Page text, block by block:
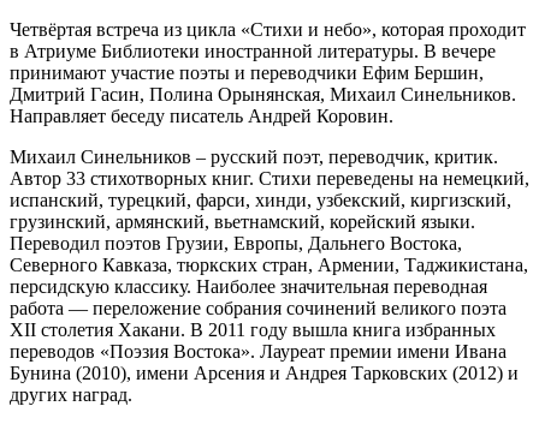
Четвёртая встреча из цикла «Стихи и небо», которая проходит
в Атриуме Библиотеки иностранной литературы. В вечере
принимают участие поэты и переводчики Ефим Бершин,
Дмитрий Гасин, Полина Орынянская, Михаил Синельников.
Направляет беседу писатель Андрей Коровин.
Михаил Синельников – русский поэт, переводчик, критик.
Автор 33 стихотворных книг. Стихи переведены на немецкий,
испанский, турецкий, фарси, хинди, узбекский, киргизский,
грузинский, армянский, вьетнамский, корейский языки.
Переводил поэтов Грузии, Европы, Дальнего Востока,
Северного Кавказа, тюркских стран, Армении, Таджикистана,
персидскую классику. Наиболее значительная переводная
работа — переложение собрания сочинений великого поэта
ХII столетия Хакани. В 2011 году вышла книга избранных
переводов «Поэзия Востока». Лауреат премии имени Ивана
Бунина (2010), имени Арсения и Андрея Тарковских (2012) и
других наград.